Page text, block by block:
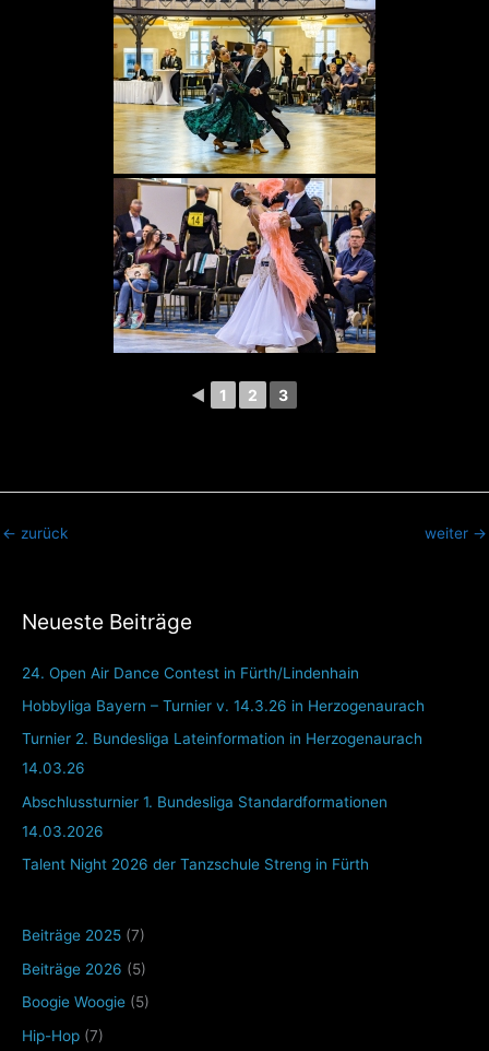
Neueste Beiträge
24. Open Air Dance Contest in Fürth/Lindenhain
Hobbyliga Bayern – Turnier v. 14.3.26 in Herzogenaurach
Turnier 2. Bundesliga Lateinformation in Herzogenaurach
14.03.26
Abschlussturnier 1. Bundesliga Standardformationen
14.03.2026
Talent Night 2026 der Tanzschule Streng in Fürth
Beiträge 2025 (7)
Beiträge 2026 (5)
Boogie Woogie (5)
Hip-Hop (7)
◄ 1 2 3
← zurück weiter →